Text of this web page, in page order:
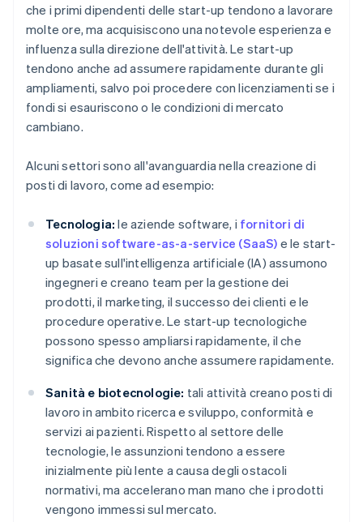
che i primi dipendenti delle start-up tendono a lavorare
molte ore, ma acquisiscono una notevole esperienza e
influenza sulla direzione dell'attività. Le start-up
tendono anche ad assumere rapidamente durante gli
ampliamenti, salvo poi procedere con licenziamenti se i
fondi si esauriscono o le condizioni di mercato
cambiano.
Alcuni settori sono all'avanguardia nella creazione di
posti di lavoro, come ad esempio:
Tecnologia: le aziende software, i fornitori di
soluzioni software-as-a-service (SaaS) e le start-
up basate sull'intelligenza artificiale (IA) assumono
ingegneri e creano team per la gestione dei
prodotti, il marketing, il successo dei clienti e le
procedure operative. Le start-up tecnologiche
possono spesso ampliarsi rapidamente, il che
significa che devono anche assumere rapidamente.
Sanità e biotecnologie: tali attività creano posti di
lavoro in ambito ricerca e sviluppo, conformità e
servizi ai pazienti. Rispetto al settore delle
tecnologie, le assunzioni tendono a essere
inizialmente più lente a causa degli ostacoli
normativi, ma accelerano man mano che i prodotti
vengono immessi sul mercato.